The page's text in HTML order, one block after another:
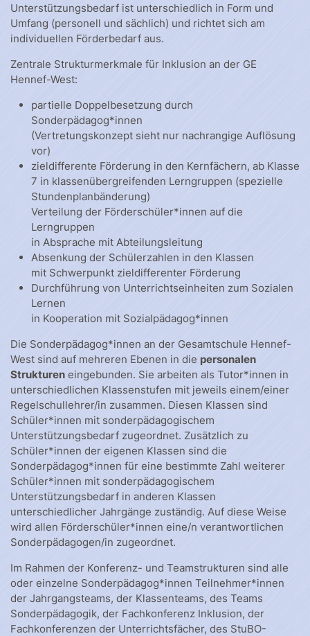
Unterstützungsbedarf ist unterschiedlich in Form und
Umfang (personell und sächlich) und richtet sich am
individuellen Förderbedarf aus.
Zentrale Strukturmerkmale für Inklusion an der GE
Hennef-West:
partielle Doppelbesetzung durch
Sonderpädagog*innen
(Vertretungskonzept sieht nur nachrangige Auflösung
vor)
zieldifferente Förderung in den Kernfächern, ab Klasse
7 in klassenübergreifenden Lerngruppen (spezielle
Stundenplanbänderung)
Verteilung der Förderschüler*innen auf die
Lerngruppen
in Absprache mit Abteilungsleitung
Absenkung der Schülerzahlen in den Klassen
mit Schwerpunkt zieldifferenter Förderung
Durchführung von Unterrichtseinheiten zum Sozialen
Lernen
in Kooperation mit Sozialpädagog*innen
Die Sonderpädagog*innen an der Gesamtschule Hennef-
West sind auf mehreren Ebenen in die personalen
Strukturen eingebunden. Sie arbeiten als Tutor*innen in
unterschiedlichen Klassenstufen mit jeweils einem/einer
Regelschullehrer/in zusammen. Diesen Klassen sind
Schüler*innen mit sonderpädagogischem
Unterstützungsbedarf zugeordnet. Zusätzlich zu
Schüler*innen der eigenen Klassen sind die
Sonderpädagog*innen für eine bestimmte Zahl weiterer
Schüler*innen mit sonderpädagogischem
Unterstützungsbedarf in anderen Klassen
unterschiedlicher Jahrgänge zuständig. Auf diese Weise
wird allen Förderschüler*innen eine/n verantwortlichen
Sonderpädagogen/in zugeordnet.
Im Rahmen der Konferenz- und Teamstrukturen sind alle
oder einzelne Sonderpädagog*innen Teilnehmer*innen
der Jahrgangsteams, der Klassenteams, des Teams
Sonderpädagogik, der Fachkonferenz Inklusion, der
Fachkonferenzen der Unterrichtsfächer, des StuBO-